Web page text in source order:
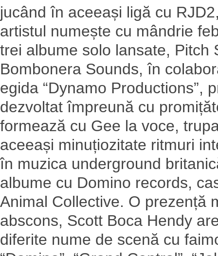
jucând în aceeași ligă cu
artistul numește cu mândrie
trei albume solo lansate, Pitch
Bombonera Sounds, în
egida “Dynamo Productions”,
dezvoltat împreună cu
formează cu Gee la voce,
aceeași minuțiozitate ritmuri
în muzica underground
albume cu Domino records,
Animal Collective. O prezență
abscons, Scott Boca Hendy
diferite nume de scenă cu